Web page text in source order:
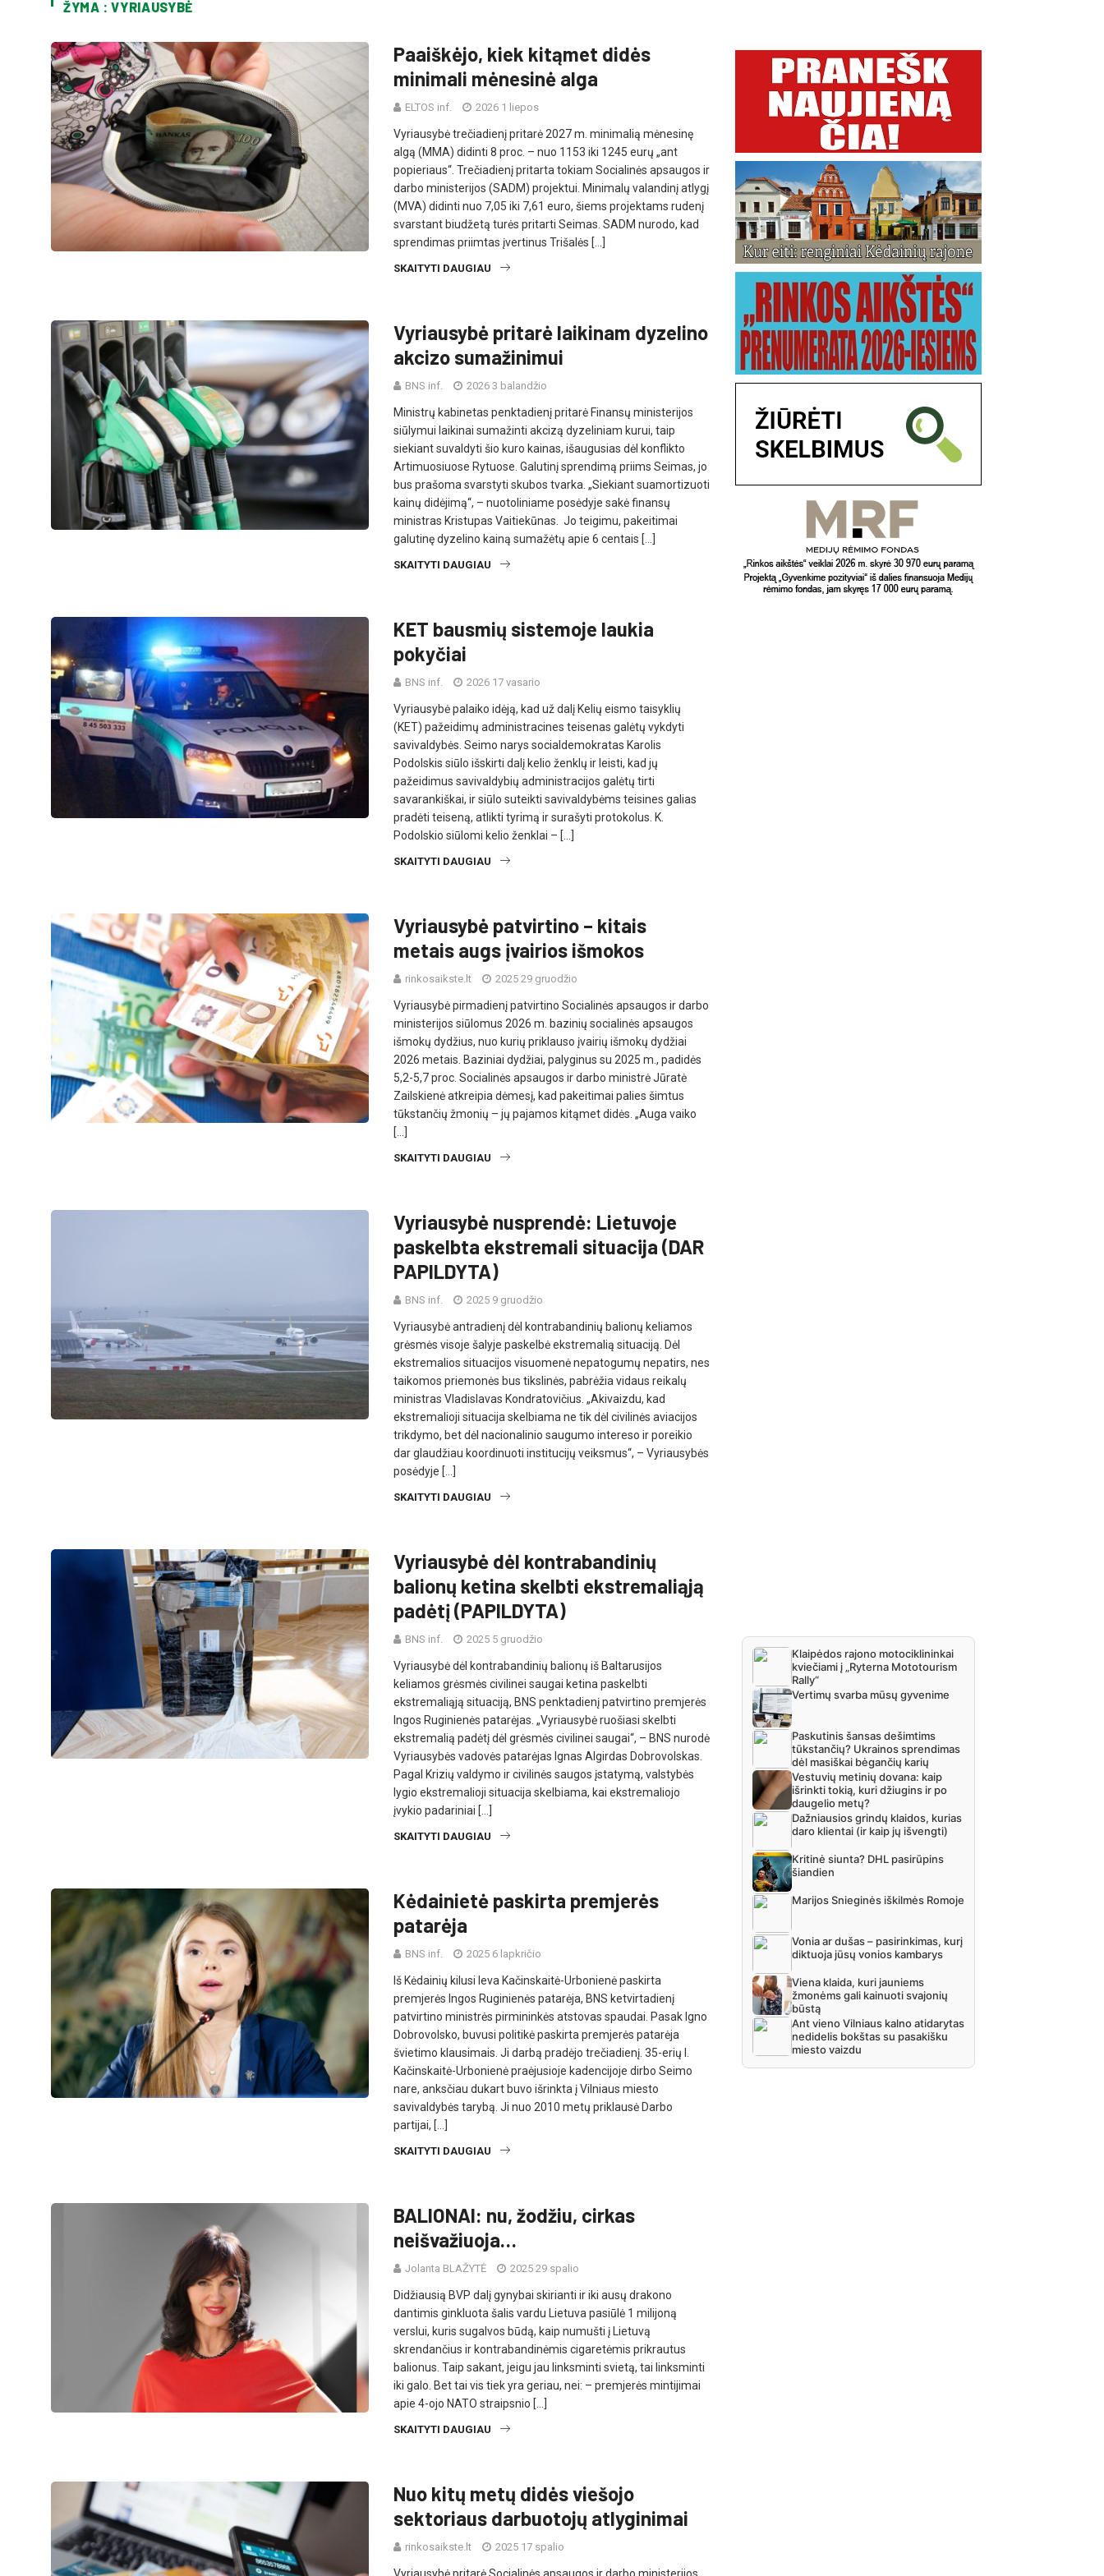
ŽYMA : VYRIAUSYBĖ
Paaiškėjo, kiek kitąmet didės
minimali mėnesinė alga
ELTOS inf. 2026 1 liepos
Vyriausybė trečiadienį pritarė 2027 m. minimalią mėnesinę
algą (MMA) didinti 8 proc. – nuo 1153 iki 1245 eurų „ant
popieriaus“. Trečiadienį pritarta tokiam Socialinės apsaugos ir
darbo ministerijos (SADM) projektui. Minimalų valandinį atlygį
(MVA) didinti nuo 7,05 iki 7,61 euro, šiems projektams rudenį
svarstant biudžetą turės pritarti Seimas. SADM nurodo, kad
sprendimas priimtas įvertinus Trišalės […]
SKAITYTI DAUGIAU
Vyriausybė pritarė laikinam dyzelino
akcizo sumažinimui
BNS inf. 2026 3 balandžio
Ministrų kabinetas penktadienį pritarė Finansų ministerijos
siūlymui laikinai sumažinti akcizą dyzeliniam kurui, taip
siekiant suvaldyti šio kuro kainas, išaugusias dėl konflikto
Artimuosiuose Rytuose. Galutinį sprendimą priims Seimas, jo
bus prašoma svarstyti skubos tvarka. „Siekiant suamortizuoti
kainų didėjimą“, – nuotoliniame posėdyje sakė finansų
ministras Kristupas Vaitiekūnas. Jo teigimu, pakeitimai
galutinę dyzelino kainą sumažėtų apie 6 centais […]
SKAITYTI DAUGIAU
KET bausmių sistemoje laukia
pokyčiai
BNS inf. 2026 17 vasario
Vyriausybė palaiko idėją, kad už dalį Kelių eismo taisyklių
(KET) pažeidimų administracines teisenas galėtų vykdyti
savivaldybės. Seimo narys socialdemokratas Karolis
Podolskis siūlo išskirti dalį kelio ženklų ir leisti, kad jų
pažeidimus savivaldybių administracijos galėtų tirti
savarankiškai, ir siūlo suteikti savivaldybėms teisines galias
pradėti teiseną, atlikti tyrimą ir surašyti protokolus. K.
Podolskio siūlomi kelio ženklai – […]
SKAITYTI DAUGIAU
Vyriausybė patvirtino – kitais
metais augs įvairios išmokos
rinkosaikste.lt 2025 29 gruodžio
Vyriausybė pirmadienį patvirtino Socialinės apsaugos ir darbo
ministerijos siūlomus 2026 m. bazinių socialinės apsaugos
išmokų dydžius, nuo kurių priklauso įvairių išmokų dydžiai
2026 metais. Baziniai dydžiai, palyginus su 2025 m., padidės
5,2-5,7 proc. Socialinės apsaugos ir darbo ministrė Jūratė
Zailskienė atkreipia dėmesį, kad pakeitimai palies šimtus
tūkstančių žmonių – jų pajamos kitąmet didės. „Auga vaiko
[…]
SKAITYTI DAUGIAU
Vyriausybė nusprendė: Lietuvoje
paskelbta ekstremali situacija (DAR
PAPILDYTA)
BNS inf. 2025 9 gruodžio
Vyriausybė antradienį dėl kontrabandinių balionų keliamos
grėsmės visoje šalyje paskelbė ekstremalią situaciją. Dėl
ekstremalios situacijos visuomenė nepatogumų nepatirs, nes
taikomos priemonės bus tikslinės, pabrėžia vidaus reikalų
ministras Vladislavas Kondratovičius. „Akivaizdu, kad
ekstremalioji situacija skelbiama ne tik dėl civilinės aviacijos
trikdymo, bet dėl nacionalinio saugumo intereso ir poreikio
dar glaudžiau koordinuoti institucijų veiksmus“, – Vyriausybės
posėdyje […]
SKAITYTI DAUGIAU
Vyriausybė dėl kontrabandinių
balionų ketina skelbti ekstremaliąją
padėtį (PAPILDYTA)
BNS inf. 2025 5 gruodžio
Vyriausybė dėl kontrabandinių balionų iš Baltarusijos
keliamos grėsmės civilinei saugai ketina paskelbti
ekstremaliąją situaciją, BNS penktadienį patvirtino premjerės
Ingos Ruginienės patarėjas. „Vyriausybė ruošiasi skelbti
ekstremalią padėtį dėl grėsmės civilinei saugai“, – BNS nurodė
Vyriausybės vadovės patarėjas Ignas Algirdas Dobrovolskas.
Pagal Krizių valdymo ir civilinės saugos įstatymą, valstybės
lygio ekstremalioji situacija skelbiama, kai ekstremaliojo
įvykio padariniai […]
SKAITYTI DAUGIAU
Kėdainietė paskirta premjerės
patarėja
BNS inf. 2025 6 lapkričio
Iš Kėdainių kilusi Ieva Kačinskaitė-Urbonienė paskirta
premjerės Ingos Ruginienės patarėja, BNS ketvirtadienį
patvirtino ministrės pirmininkės atstovas spaudai. Pasak Igno
Dobrovolsko, buvusi politikė paskirta premjerės patarėja
švietimo klausimais. Ji darbą pradėjo trečiadienį. 35-erių I.
Kačinskaitė-Urbonienė praėjusioje kadencijoje dirbo Seimo
nare, anksčiau dukart buvo išrinkta į Vilniaus miesto
savivaldybės tarybą. Ji nuo 2010 metų priklausė Darbo
partijai, […]
SKAITYTI DAUGIAU
BALIONAI: nu, žodžiu, cirkas
neišvažiuoja…
Jolanta BLAŽYTĖ 2025 29 spalio
Didžiausią BVP dalį gynybai skirianti ir iki ausų drakono
dantimis ginkluota šalis vardu Lietuva pasiūlė 1 milijoną
verslui, kuris sugalvos būdą, kaip numušti į Lietuvą
skrendančius ir kontrabandinėmis cigaretėmis prikrautus
balionus. Taip sakant, jeigu jau linksminti svietą, tai linksminti
iki galo. Bet tai vis tiek yra geriau, nei: – premjerės mintijimai
apie 4-ojo NATO straipsnio […]
SKAITYTI DAUGIAU
Nuo kitų metų didės viešojo
sektoriaus darbuotojų atlyginimai
rinkosaikste.lt 2025 17 spalio